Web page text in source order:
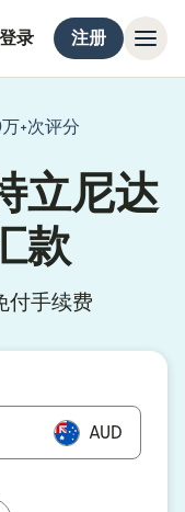
登录 注册
万+次评分
立尼达
款
付手续费
AUD